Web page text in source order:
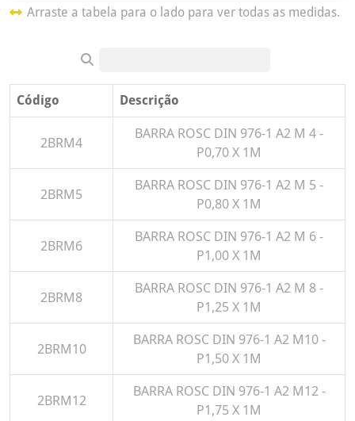
Arraste a tabela para o lado para ver todas as medidas.
Código Descrição
2BRM4
BARRA ROSC DIN 976-1 A2 M 4 -
P0,70 X 1M
2BRM5
BARRA ROSC DIN 976-1 A2 M 5 -
P0,80 X 1M
2BRM6
BARRA ROSC DIN 976-1 A2 M 6 -
P1,00 X 1M
2BRM8
BARRA ROSC DIN 976-1 A2 M 8 -
P1,25 X 1M
2BRM10
BARRA ROSC DIN 976-1 A2 M10 -
P1,50 X 1M
2BRM12
BARRA ROSC DIN 976-1 A2 M12 -
P1,75 X 1M